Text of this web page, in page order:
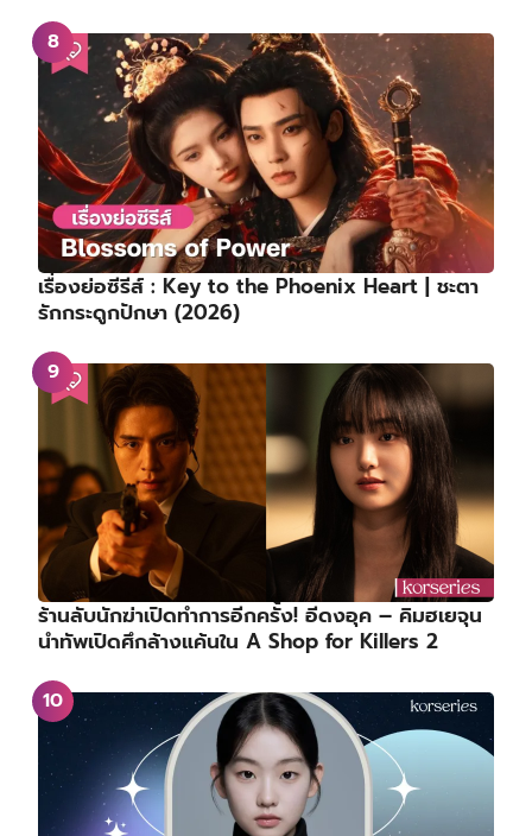
เรื่องย่อซีรีส์ : Key to the Phoenix Heart | ชะตา
รักกระดูกปักษา (2026)
ร้านลับนักฆ่าเปิดทำการอีกครั้ง! อีดงอุค – คิมฮเยจุน
นำทัพเปิดศึกล้างแค้นใน A Shop for Killers 2